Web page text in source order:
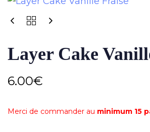
Layer Cake
6.00€
Merci de commander au minimum 15